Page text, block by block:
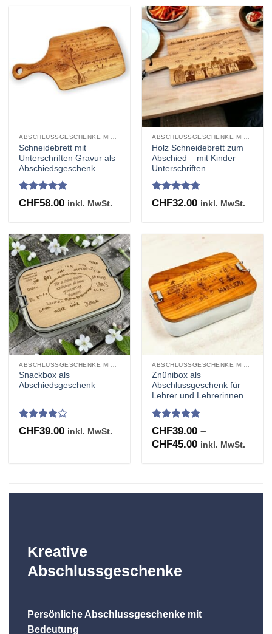
CHF49.00
Schneidebrett mit
Unterschriften Gravur als
Abschiedsgeschenk
Bewertet
mit 5von
CHF58.00 inkl. MwSt.
Holz Schneidebrett zum
Abschied – mit Kinder
Unterschriften
Bewertet
mit 4.67
CHF32.00 inkl. MwSt.
Snackbox als
Abschiedsgeschenk
Bewertet
mit 4
CHF39.00 inkl. MwSt.
Znünibox als
Abschlussgeschenk für
Lehrer und Lehrerinnen
Bewertet
mit 4.95
von 5
CHF39.00 –
CHF45.00Preisspanne:
inkl. MwSt.
Kreative
Abschlussgeschenke
Persönliche Abschlussgeschenke mit
Bedeutung